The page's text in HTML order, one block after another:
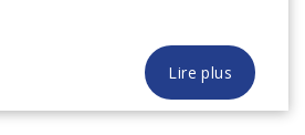
Lire plus